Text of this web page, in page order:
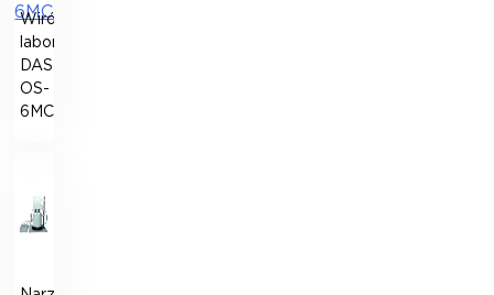
Wirówka
laboratoryjna
DASTAN
OS-
6MC